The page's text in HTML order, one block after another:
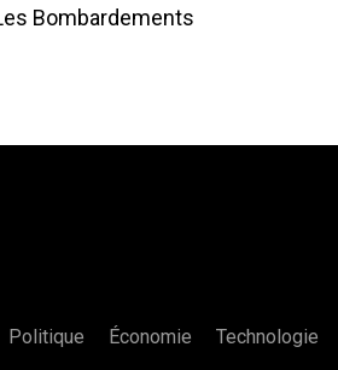
Bombardements
Politique Économie Technologie